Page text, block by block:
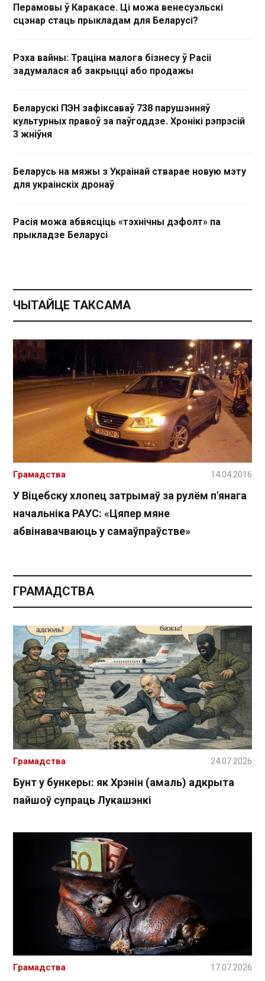
Перамовы ў Каракасе. Ці можа венесуэльскі
сцэнар стаць прыкладам для Беларусі?
Рэха вайны: Траціна малога бізнесу ў Расіі
задумалася аб закрыцці або продажы
Беларускі ПЭН зафіксаваў 738 парушэнняў
культурных правоў за паўгоддзе. Хронікі рэпрэсій
3 жніўня
Беларусь на мяжы з Украінай стварае новую мэту
для украінскіх дронаў
Расія можа абвясціць «тэхнічны дэфолт» па
прыкладзе Беларусі
ЧЫТАЙЦЕ ТАКСАМА
У Віцебску хлопец затрымаў за рулём п'янага
начальніка РАУС: «Цяпер мяне
абвінавачваюць у самаўпраўстве»
Грамадства 14.04.2016
ГРАМАДСТВА
Бунт у бункеры: як Хрэнін (амаль) адкрыта
пайшоў супраць Лукашэнкі
Грамадства 24.07.2026
Грамадства 17.07.2026